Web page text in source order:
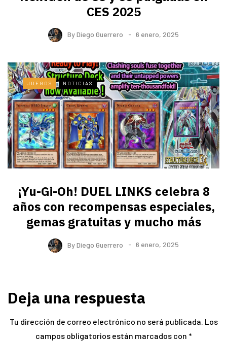
CES 2025
ByDiego Guerrero 6 enero, 2025
JUEGOS NOTICIAS
¡Yu-Gi-Oh! DUEL LINKS celebra 8
años con recompensas especiales,
gemas gratuitas y mucho más
ByDiego Guerrero 6 enero, 2025
Deja una respuesta
Tu dirección de correo electrónico no será publicada. Los
campos obligatorios están marcados con *